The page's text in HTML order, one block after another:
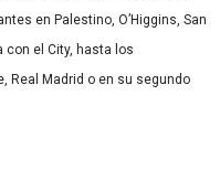
en Palestino, O’Higgins, San
con el City, hasta los
Real Madrid o en su segundo